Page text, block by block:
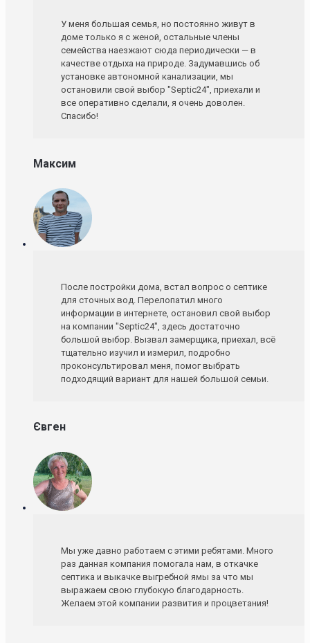
У меня большая семья, но постоянно живут в
доме только я с женой, остальные члены
семейства наезжают сюда периодически — в
качестве отдыха на природе. Задумавшись об
установке автономной канализации, мы
остановили свой выбор "Septic24", приехали и
все оперативно сделали, я очень доволен.
Спасибо!
Максим
После постройки дома, встал вопрос о септике
для сточных вод. Перелопатил много
информации в интернете, остановил свой выбор
на компании "Septic24", здесь достаточно
большой выбор. Вызвал замерщика, приехал, всё
тщательно изучил и измерил, подробно
проконсультировал меня, помог выбрать
подходящий вариант для нашей большой семьи.
Євген
Мы уже давно работаем с этими ребятами. Много
раз данная компания помогала нам, в откачке
септика и выкачке выгребной ямы за что мы
выражаем свою глубокую благодарность.
Желаем этой компании развития и процветания!